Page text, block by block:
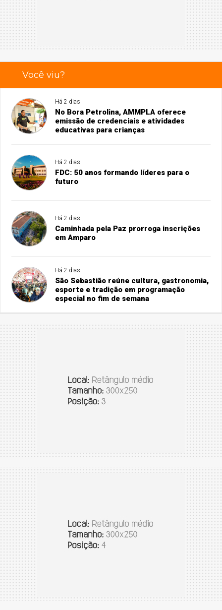
Você viu?
Há 2 dias
No Bora Petrolina, AMMPLA oferece
emissão de credenciais e atividades
educativas para crianças
Há 2 dias
FDC: 50 anos formando líderes para o
futuro
Há 2 dias
Caminhada pela Paz prorroga inscrições
em Amparo
Há 2 dias
São Sebastião reúne cultura, gastronomia,
esporte e tradição em programação
especial no fim de semana